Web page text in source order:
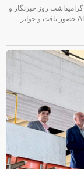
روز خبرنگار و
تقدیر از برگزیدگان هشتمین جایزه جهانی ورزشی‌نویسان AIPS حضور یافت و جوایز